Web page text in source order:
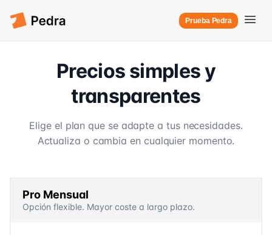
Prueba Pedra
Precios simples y
transparentes
Elige el plan que se adapte a tus necesidades.
Actualiza o cambia en cualquier momento.
Pro Mensual
Opción flexible. Mayor coste a largo plazo.